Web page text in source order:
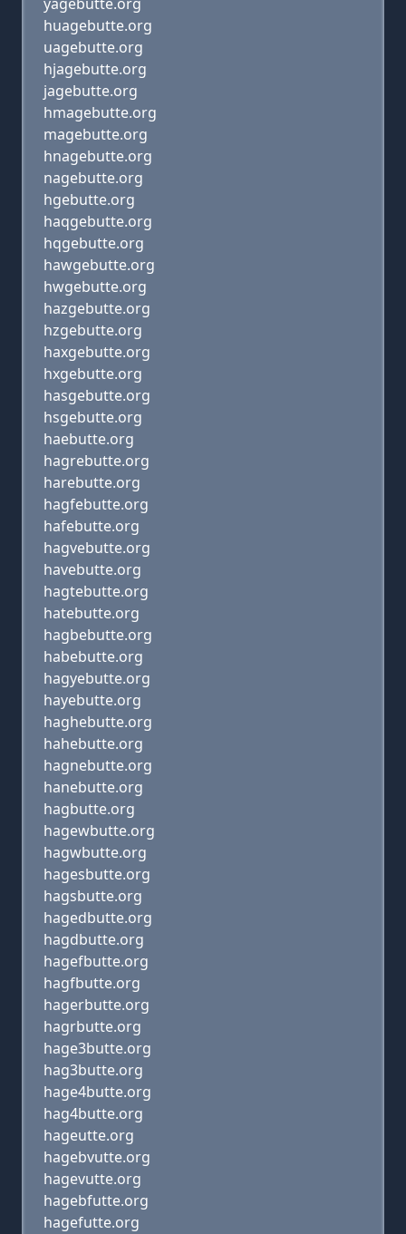
huagebutte.org
uagebutte.org
hjagebutte.org
jagebutte.org
hmagebutte.org
magebutte.org
hnagebutte.org
nagebutte.org
hgebutte.org
haqgebutte.org
hqgebutte.org
hawgebutte.org
hwgebutte.org
hazgebutte.org
hzgebutte.org
haxgebutte.org
hxgebutte.org
hasgebutte.org
hsgebutte.org
haebutte.org
hagrebutte.org
harebutte.org
hagfebutte.org
hafebutte.org
hagvebutte.org
havebutte.org
hagtebutte.org
hatebutte.org
hagbebutte.org
habebutte.org
hagyebutte.org
hayebutte.org
haghebutte.org
hahebutte.org
hagnebutte.org
hanebutte.org
hagbutte.org
hagewbutte.org
hagwbutte.org
hagesbutte.org
hagsbutte.org
hagedbutte.org
hagdbutte.org
hagefbutte.org
hagfbutte.org
hagerbutte.org
hagrbutte.org
hage3butte.org
hag3butte.org
hage4butte.org
hag4butte.org
hageutte.org
hagebvutte.org
hagevutte.org
hagebfutte.org
hagefutte.org